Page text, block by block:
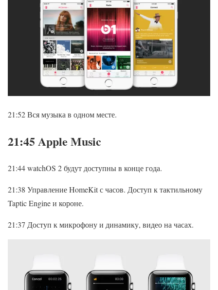
21:52 Вся музыка в одном месте.
21:45 Apple Music
21:44 watchOS 2 будут доступны в конце года.
21:38 Управление HomeKit с часов. Доступ к тактильному
Taptic Engine и короне.
21:37 Доступ к микрофону и динамику, видео на часах.